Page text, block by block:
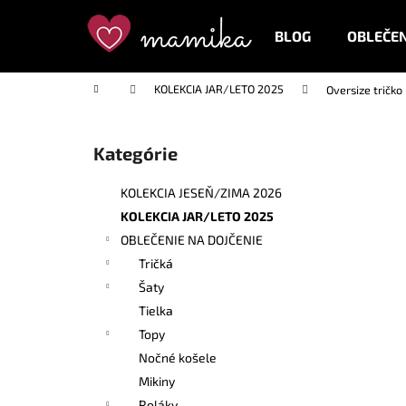
BLOG
Domov KOLEKCIA JAR/LETO 2025 Oversize tričko
Preskočiť
kategórie
Kategórie
KOLEKCIA JESEŇ/ZIMA 2026
KOLEKCIA JAR/LETO 2025
OBLEČENIE NA DOJČENIE
Tričká
Šaty
Tielka
Topy
Nočné košele
Mikiny
í
do
do